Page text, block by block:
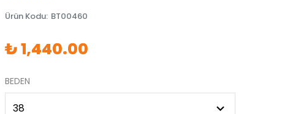
Ürün Kodu: BT00460
₺ 1,440.00
BEDEN